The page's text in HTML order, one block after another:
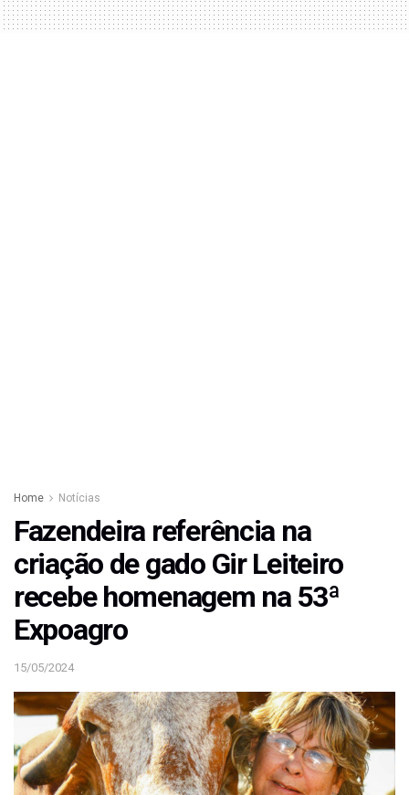
Home Notícias
Fazendeira referência na
criação de gado Gir Leiteiro
recebe homenagem na 53ª
Expoagro
15/05/2024